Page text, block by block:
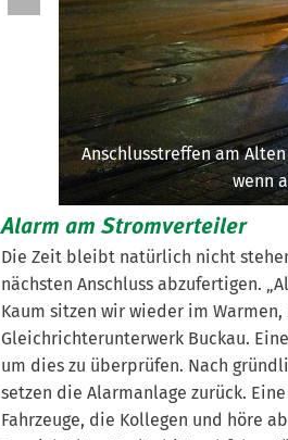
Anschlusstreffen am
wenn
Alarm am Stromverteiler
Die Zeit bleibt natürlich nicht
nächsten Anschluss abzufertigen.
Kaum sitzen wir wieder im
Gleichrichterunterwerk Buckau.
um dies zu überprüfen. Nach
setzen die Alarmanlage zurück.
Fahrzeuge, die Kollegen und höre